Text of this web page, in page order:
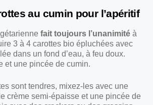
au cumin pour l’apéritif
fait toujours l’unanimité à
3 à 4 carottes bio épluchées avec
dans un fond d’eau, à feu doux.
et une pincée de cumin.
sont tendres, mixez-les avec une
crème semi-épaisse et une pincée de